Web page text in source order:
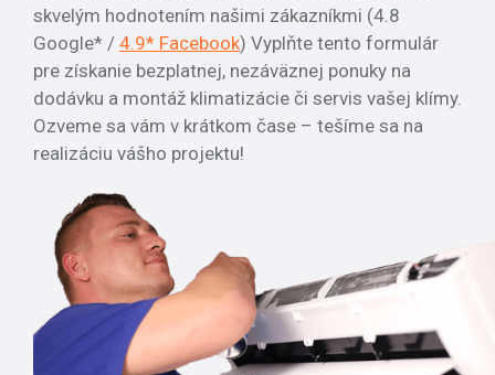
skvelým hodnotením našimi zákazníkmi (4.8
Google* / 4.9* Facebook) Vyplňte tento formulár
pre získanie bezplatnej, nezáväznej ponuky na
dodávku a montáž klimatizácie či servis vašej klímy.
Ozveme sa vám v krátkom čase – tešíme sa na
realizáciu vášho projektu!